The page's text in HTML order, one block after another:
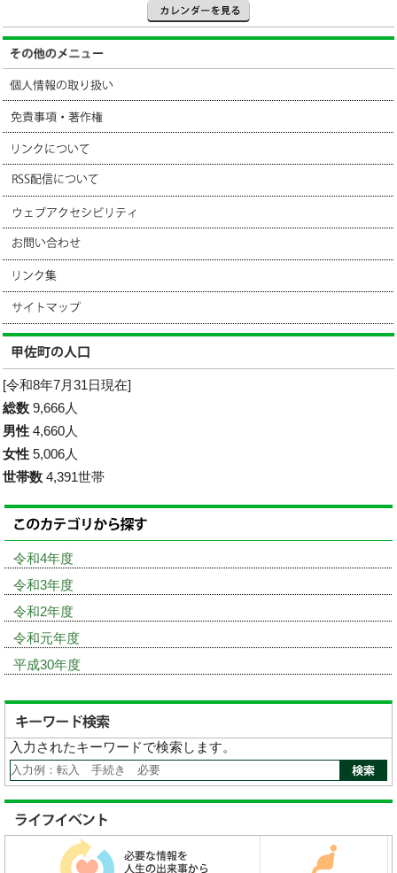
[令和8年7月31日現在]
総数 9,666人
男性 4,660人
女性 5,006人
世帯数 4,391世帯
令和4年度
令和3年度
令和2年度
令和元年度
平成30年度
入力されたキーワードで検索します。